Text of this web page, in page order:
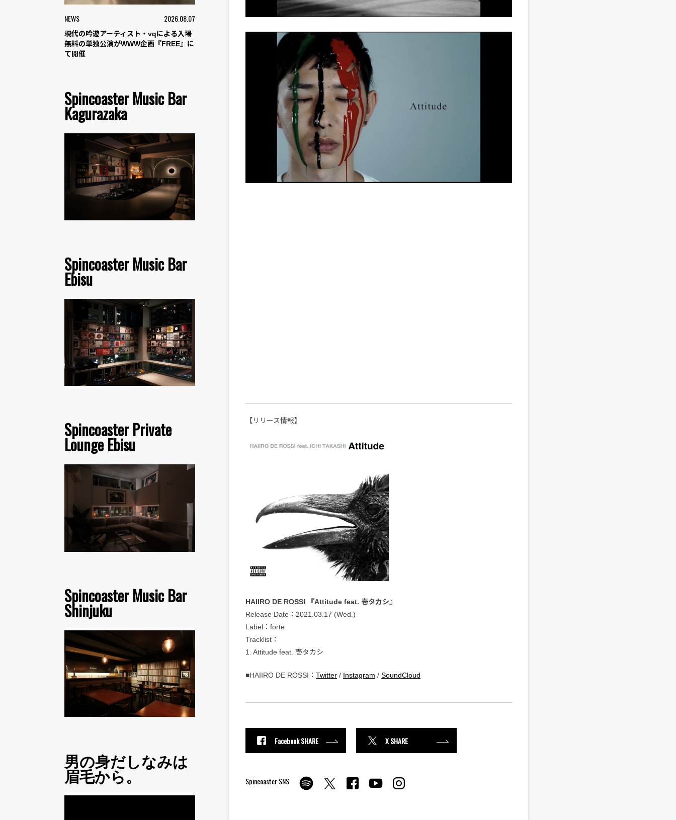
NEWS 2026.08.07
現代の吟遊アーティスト・vqによる入場
無料の単独公演がWWW企画『FREE』に
て開催
Spincoaster Music Bar
Kagurazaka
Spincoaster Music Bar
Ebisu
Spincoaster Private
Lounge Ebisu
Spincoaster Music Bar
Shinjuku
男の身だしなみは
眉毛から。
【リリース情報】
HAIIRO DE ROSSI 『Attitude feat. 壱タカシ』
Release Date：2021.03.17 (Wed.)
Label：forte
Tracklist：
1. Attitude feat. 壱タカシ
■HAIIRO DE ROSSI： Twitter / Instagram / SoundCloud
Facebook SHARE X SHARE
Spincoaster SNS